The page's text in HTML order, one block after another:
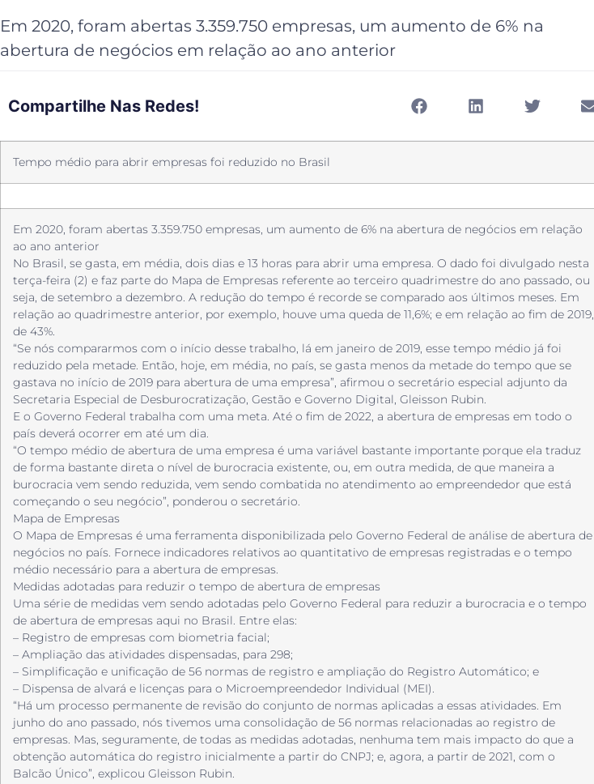
Em 2020, foram abertas 3.359.750 empresas, um aumento de 6% na
abertura de negócios em relação ao ano anterior
Compartilhe Nas Redes!
Tempo médio para abrir empresas foi reduzido no Brasil
Em 2020, foram abertas 3.359.750 empresas, um aumento de 6% na abertura de negócios em relação
ao ano anterior
No Brasil, se gasta, em média, dois dias e 13 horas para abrir uma empresa. O dado foi divulgado nesta
terça-feira (2) e faz parte do Mapa de Empresas referente ao terceiro quadrimestre do ano passado, ou
seja, de setembro a dezembro. A redução do tempo é recorde se comparado aos últimos meses. Em
relação ao quadrimestre anterior, por exemplo, houve uma queda de 11,6%; e em relação ao fim de 2019,
de 43%.
“Se nós compararmos com o início desse trabalho, lá em janeiro de 2019, esse tempo médio já foi
reduzido pela metade. Então, hoje, em média, no país, se gasta menos da metade do tempo que se
gastava no início de 2019 para abertura de uma empresa”, afirmou o secretário especial adjunto da
Secretaria Especial de Desburocratização, Gestão e Governo Digital, Gleisson Rubin.
E o Governo Federal trabalha com uma meta. Até o fim de 2022, a abertura de empresas em todo o
país deverá ocorrer em até um dia.
“O tempo médio de abertura de uma empresa é uma variável bastante importante porque ela traduz
de forma bastante direta o nível de burocracia existente, ou, em outra medida, de que maneira a
burocracia vem sendo reduzida, vem sendo combatida no atendimento ao empreendedor que está
começando o seu negócio”, ponderou o secretário.
Mapa de Empresas
O Mapa de Empresas é uma ferramenta disponibilizada pelo Governo Federal de análise de abertura de
negócios no país. Fornece indicadores relativos ao quantitativo de empresas registradas e o tempo
médio necessário para a abertura de empresas.
Medidas adotadas para reduzir o tempo de abertura de empresas
Uma série de medidas vem sendo adotadas pelo Governo Federal para reduzir a burocracia e o tempo
de abertura de empresas aqui no Brasil. Entre elas:
– Registro de empresas com biometria facial;
– Ampliação das atividades dispensadas, para 298;
– Simplificação e unificação de 56 normas de registro e ampliação do Registro Automático; e
– Dispensa de alvará e licenças para o Microempreendedor Individual (MEI).
“Há um processo permanente de revisão do conjunto de normas aplicadas a essas atividades. Em
junho do ano passado, nós tivemos uma consolidação de 56 normas relacionadas ao registro de
empresas. Mas, seguramente, de todas as medidas adotadas, nenhuma tem mais impacto do que a
obtenção automática do registro inicialmente a partir do CNPJ; e, agora, a partir de 2021, com o
Balcão Único”, explicou Gleisson Rubin.